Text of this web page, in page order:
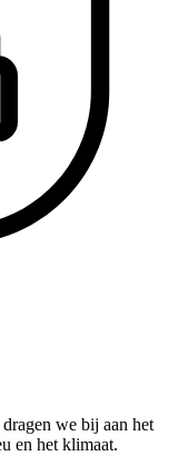
we bij aan het
en het klimaat.